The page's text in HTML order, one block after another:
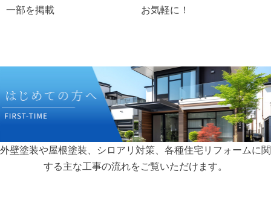
一部を掲載
お気軽に！
外壁塗装や屋根塗装、シロアリ対策、各種住宅リフォームに関
する主な工事の流れをご覧いただけます。